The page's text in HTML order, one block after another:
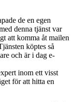
de en egen
denna tjänst var
att komma åt mailen
köptes så
och är i dag e-
inom ett visst
för att hitta en